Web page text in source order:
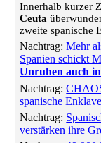
Innerhalb kurzer
Ceuta
zweite spanische
Nachtrag:Mehr
Spanien schickt
Unruhen auch
Nachtrag:
spanische
Nachtrag:
verstärken ihre